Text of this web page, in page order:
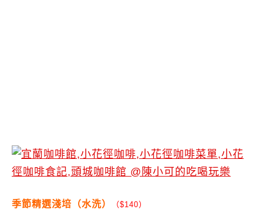
季節精選淺培（水洗） （$140）